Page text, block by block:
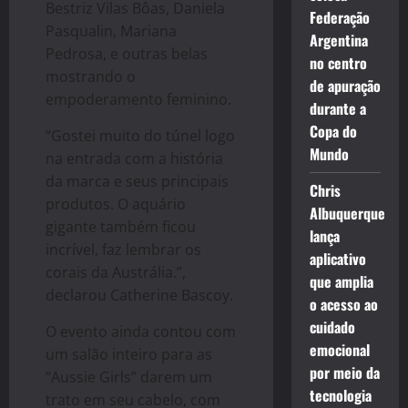
Bestriz Vilas Bôas, Daniela
Pasqualin, Mariana
Pedrosa, e outras belas
mostrando o
empoderamento feminino.
“Gostei muito do túnel logo
na entrada com a história
da marca e seus principais
produtos. O aquário
gigante também ficou
incrível, faz lembrar os
corais da Austrália.”,
declarou Catherine Bascoy.
O evento ainda contou com
um salão inteiro para as
“Aussie Girls” darem um
trato em seu cabelo, com
Federação
Argentina
no centro
de apuração
durante a
Copa do
Mundo
Chris
Albuquerque
lança
aplicativo
que amplia
o acesso ao
cuidado
emocional
por meio da
tecnologia